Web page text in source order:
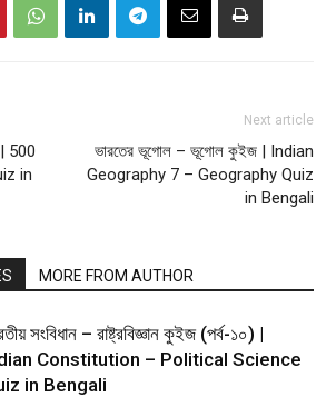
| 500
in
Next article
ভারতের ভূগোল – ভূগোল কুইজ | Indian
Geography 7 – Geography Quiz
in Bengali
MORE FROM AUTHOR
সংবিধান – রাষ্ট্রবিজ্ঞান কুইজ (পর্ব-১০) |
Constitution – Political Science
in Bengali